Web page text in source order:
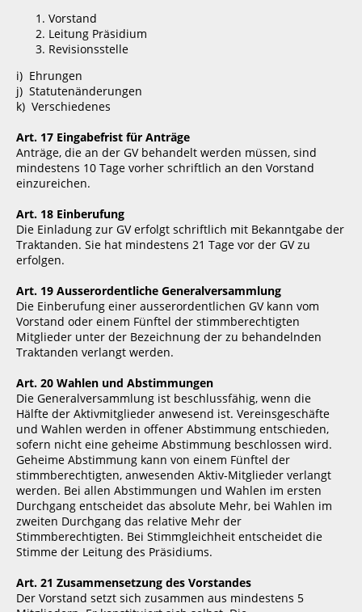
Vorstand
Leitung Präsidium
Revisionsstelle
i) Ehrungen
j) Statutenänderungen
k) Verschiedenes
Art. 17 Eingabefrist für Anträge
Anträge, die an der GV behandelt werden müssen, sind
mindestens 10 Tage vorher schriftlich an den Vorstand
einzureichen.
Art. 18 Einberufung
Die Einladung zur GV erfolgt schriftlich mit Bekanntgabe der
Traktanden. Sie hat mindestens 21 Tage vor der GV zu
erfolgen.
Art. 19 Ausserordentliche Generalversammlung
Die Einberufung einer ausserordentlichen GV kann vom
Vorstand oder einem Fünftel der stimmberechtigten
Mitglieder unter der Bezeichnung der zu behandelnden
Traktanden verlangt werden.
Art. 20 Wahlen und Abstimmungen
Die Generalversammlung ist beschlussfähig, wenn die
Hälfte der Aktivmitglieder anwesend ist. Vereinsgeschäfte
und Wahlen werden in offener Abstimmung entschieden,
sofern nicht eine geheime Abstimmung beschlossen wird.
Geheime Abstimmung kann von einem Fünftel der
stimmberechtigten, anwesenden Aktiv-Mitglieder verlangt
werden. Bei allen Abstimmungen und Wahlen im ersten
Durchgang entscheidet das absolute Mehr, bei Wahlen im
zweiten Durchgang das relative Mehr der
Stimmberechtigten. Bei Stimmgleichheit entscheidet die
Stimme der Leitung des Präsidiums.
Art. 21 Zusammensetzung des Vorstandes
Der Vorstand setzt sich zusammen aus mindestens 5